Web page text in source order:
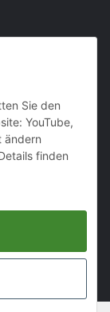
Sie den
YouTube,
ändern
finden